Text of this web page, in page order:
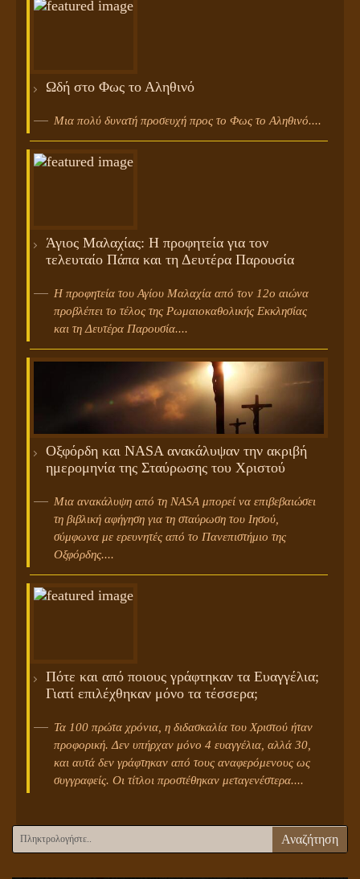
Ωδή στο Φως το Αληθινό
Μια πολύ δυνατή προσευχή προς το Φως το Αληθινό....
Άγιος Μαλαχίας: Η προφητεία για τον
τελευταίο Πάπα και τη Δευτέρα Παρουσία
Η προφητεία του Αγίου Μαλαχία από τον 12ο αιώνα
προβλέπει το τέλος της Ρωμαιοκαθολικής Εκκλησίας
και τη Δευτέρα Παρουσία....
Οξφόρδη και NASA ανακάλυψαν την ακριβή
ημερομηνία της Σταύρωσης του Χριστού
Μια ανακάλυψη από τη NASA μπορεί να επιβεβαιώσει
τη βιβλική αφήγηση για τη σταύρωση του Ιησού,
σύμφωνα με ερευνητές από το Πανεπιστήμιο της
Οξφόρδης....
Πότε και από ποιους γράφτηκαν τα Ευαγγέλια;
Γιατί επιλέχθηκαν μόνο τα τέσσερα;
Τα 100 πρώτα χρόνια, η διδασκαλία του Χριστού ήταν
προφορική. Δεν υπήρχαν μόνο 4 ευαγγέλια, αλλά 30,
και αυτά δεν γράφτηκαν από τους αναφερόμενους ως
συγγραφείς. Οι τίτλοι προστέθηκαν μεταγενέστερα....
Αναζήτηση